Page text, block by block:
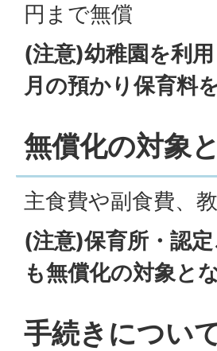
円まで無償
(注意)幼稚園を利
月の預かり保育料
無償化の対象
主食費や副食費、
(注意)保育所・認
も無償化の対象と
手続きについ